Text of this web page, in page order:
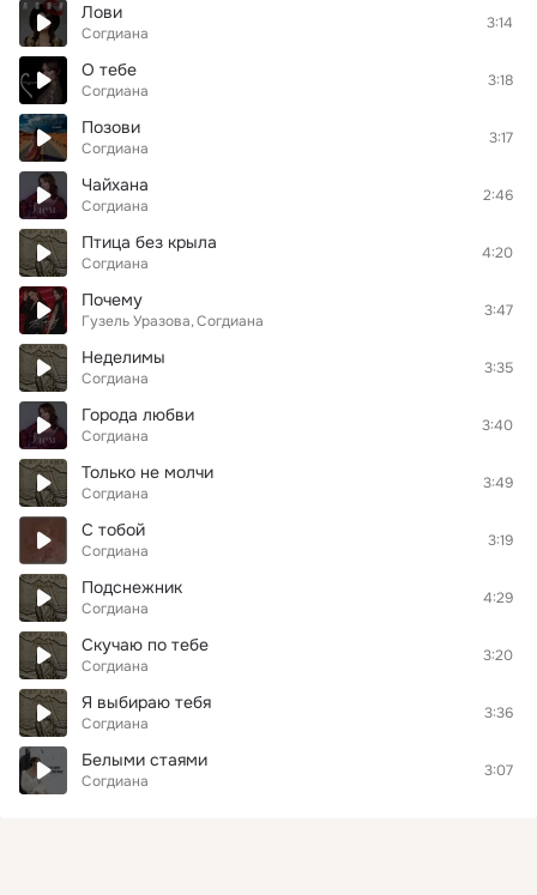
Лови
Согдиана
3:14
О тебе
Согдиана
3:18
Позови
Согдиана
3:17
Чайхана
Согдиана
2:46
Птица без крыла
Согдиана
4:20
Почему
Гузель Уразова Согдиана
3:47
Неделимы
Согдиана
3:35
Города любви
Согдиана
3:40
Только не молчи
Согдиана
3:49
С тобой
Согдиана
3:19
Подснежник
Согдиана
4:29
Скучаю по тебе
Согдиана
3:20
Я выбираю тебя
Согдиана
3:36
Белыми стаями
Согдиана
3:07